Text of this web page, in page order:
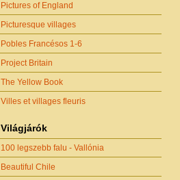
Pictures of England
Picturesque villages
Pobles Francésos 1-6
Project Britain
The Yellow Book
Villes et villages fleuris
Világjárók
100 legszebb falu - Vallónia
Beautiful Chile